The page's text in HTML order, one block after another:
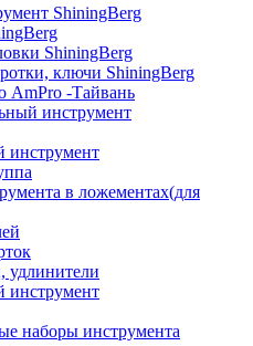
ShiningBerg
ShiningBerg
ключи ShiningBerg
AmPro -Тайвань
инструмент
инструмент
в ложементах(для
удлинители
инструмент
наборы инструмента